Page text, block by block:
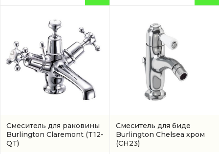
Смеситель для раковины
Burlington Claremont (T12-
QT)
Смеситель для биде
Burlington Chelsea хром
(CH23)